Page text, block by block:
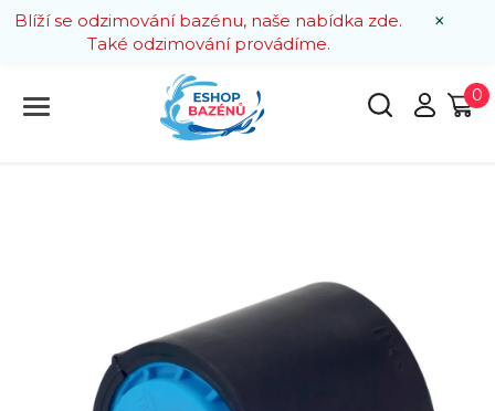
×
Blíží se odzimování bazénu, naše nabídka zde.
Také odzimování provádíme.
0